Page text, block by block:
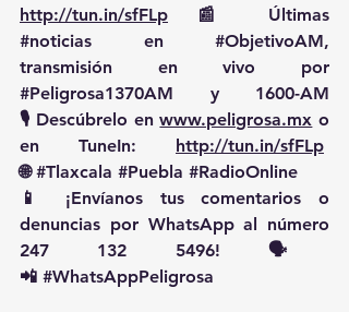
http://tun.in/sfFLp
#noticias en #ObjetivoAM,
#Peligrosa1370AM y 1600-AM
🎙️ Descúbrelo en www.peligrosa.mx o
en TuneIn: http://tun.in/sfFLp
🌐 #Tlaxcala #Puebla #RadioOnline
📱 ¡Envíanos tus comentarios o
denuncias por WhatsApp al número
247 132 5496! 🗣️
📲 #WhatsAppPeligrosa